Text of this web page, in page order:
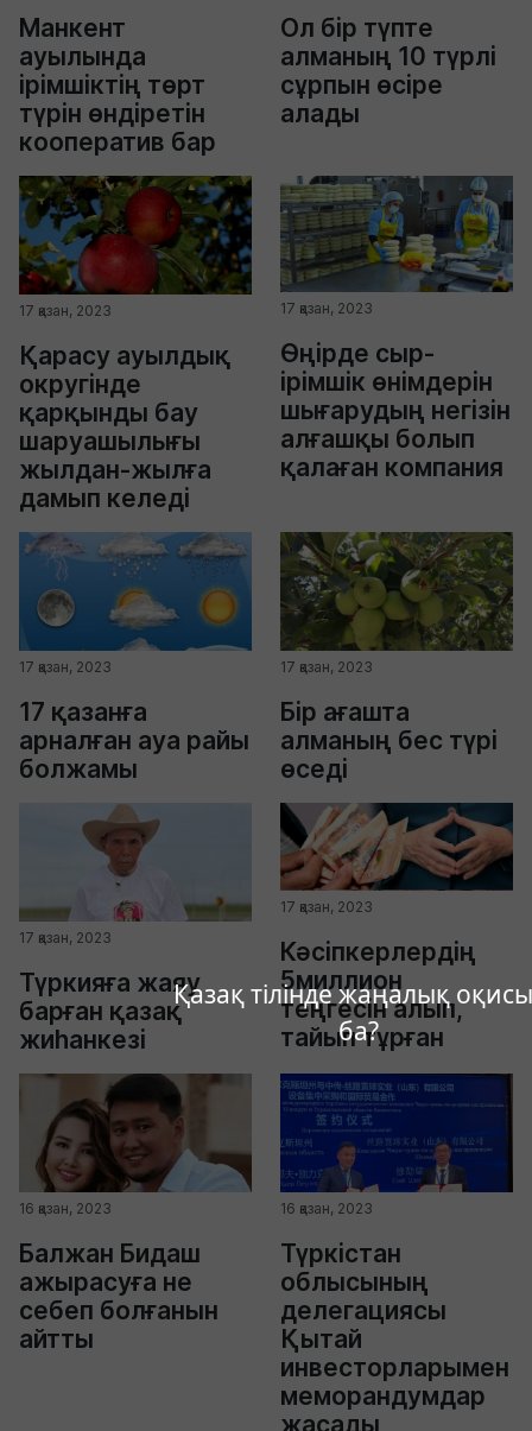
Қазақ тілінде жаңалық
ба?
Манкент
ауылында
ірімшіктің төрт
түрін өндіретін
кооператив бар
Ол бір түпте
алманың 10 түрлі
сұрпын өсіре
алады
17 қазан, 2023
Қарасу ауылдық
округінде
қарқынды бау
шаруашылығы
жылдан-жылға
дамып келеді
17 қазан, 2023
Өңірде сыр-
ірімшік өнімдерін
шығарудың негізін
алғашқы болып
қалаған компания
17 қазан, 2023
17 қазанға
арналған ауа райы
болжамы
17 қазан, 2023
Бір ағашта
алманың бес түрі
өседі
17 қазан, 2023
Түркияға жаяу
барған қазақ
жиһанкезі
17 қазан, 2023
Кәсіпкерлердің
5миллион
теңгесін алып,
тайып тұрған
16 қазан, 2023
Балжан Бидаш
ажырасуға не
себеп болғанын
айтты
16 қазан, 2023
Түркістан
облысының
делегациясы
Қытай
инвесторларымен
меморандумдар
жасады